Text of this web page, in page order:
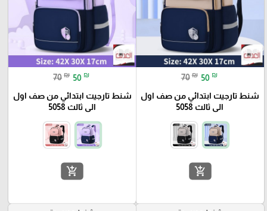
70 ₪ 50 ₪
شنط تارجيت ابتدائي من صف اول
الى ثالث 5058
add_shopping_cart
70 ₪ 50 ₪
شنط تارجيت ابتدائي من صف اول
الى ثالث 5058
add_shopping_cart